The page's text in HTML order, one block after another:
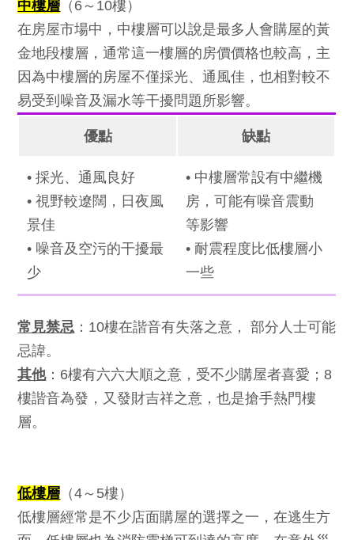
中樓層 （6～10樓）
在房屋市場中，中樓層可以說是最多人會購屋的黃
金地段樓層，通常這一樓層的房價價格也較高，主
因為中樓層的房屋不僅採光、通風佳，也相對較不
易受到噪音及漏水等干擾問題所影響。
優點 缺點
• 採光、通風良好
• 視野較遼闊，日夜風
景佳
• 噪音及空污的干擾最
少
• 中樓層常設有中繼機
房，可能有噪音震動
等影響
• 耐震程度比低樓層小
一些
常見禁忌 ：10樓在諧音有失落之意， 部分人士可能
忌諱。
其他：6樓有六六大順之意，受不少購屋者喜愛；8
樓諧音為發，又發財吉祥之意，也是搶手熱門樓
層。
低樓層 （4～5樓）
低樓層經常是不少店面購屋的選擇之一，在逃生方